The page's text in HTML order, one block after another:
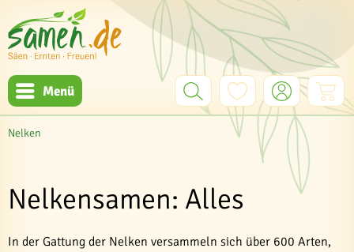
Menü
Nelken
Nelkensamen: Alles
In der Gattung der Nelken versammeln sich über 600 Arten,